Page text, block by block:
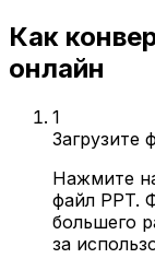
Как
онлайн
1
Загрузите
Нажмите
файл PPT.
большего
за